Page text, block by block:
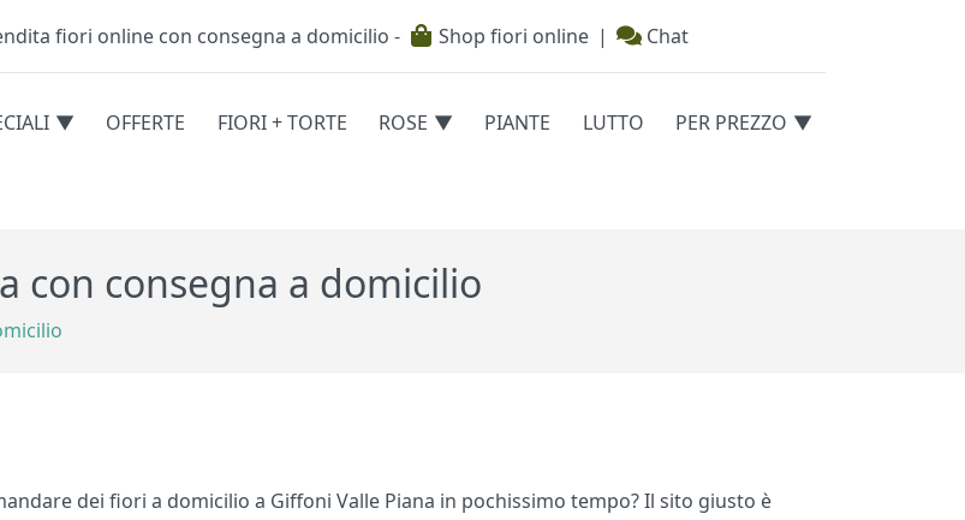
Testata
fiori online con consegna a domicilio - Shop fiori online | Chat
OFFERTE FIORI + TORTE ROSE PIANTE LUTTO PER PREZZO
con consegna a domicilio
dei fiori a domicilio a Giffoni Valle Piana in pochissimo tempo? Il sito giusto è